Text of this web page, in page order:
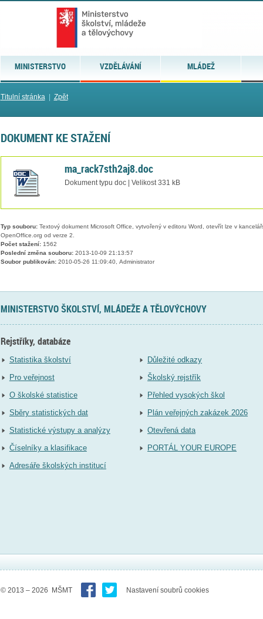
MINISTERSTVO VZDĚLÁVÁNÍ MLÁDEŽ
Titulní stránka| Zpět
DOKUMENT KE STAŽENÍ
ma_rack7sth2aj8.doc
Dokument typu doc | Velikost 331 kB
Typ souboru:Textový dokument Microsoft Office, vytvořený v editoru Word, otevřít lze v
OpenOffice.org od verze 2.
Počet stažení:1562
Poslední změna souboru:2013-10-09 21:13:57
Soubor publikován:2010-05-26 11:09:40, Administrator
MINISTERSTVO ŠKOLSTVÍ, MLÁDEŽE A TĚLOVÝCHOVY
Rejstříky, databáze
Statistika školství
Pro veřejnost
O školské statistice
Sběry statistických dat
Statistické výstupy a analýzy
Číselníky a klasifikace
Adresáře školských institucí
Důležité odkazy
Školský rejstřík
Přehled vysokých škol
Plán veřejných zakázek 2026
Otevřená data
PORTÁL YOUR EUROPE
© 2013 – 2026 MŠMT Nastavení soubrů cookies